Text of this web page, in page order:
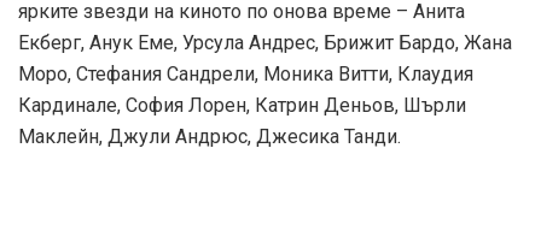
ярките звезди на киното по онова време – Анита
Екберг, Анук Еме, Урсула Андрес, Брижит Бардо, Жана
Моро, Стефания Сандрели, Моника Витти, Клаудия
Кардинале, София Лорен, Катрин Деньов, Шърли
Маклейн, Джули Андрюс, Джесика Танди.